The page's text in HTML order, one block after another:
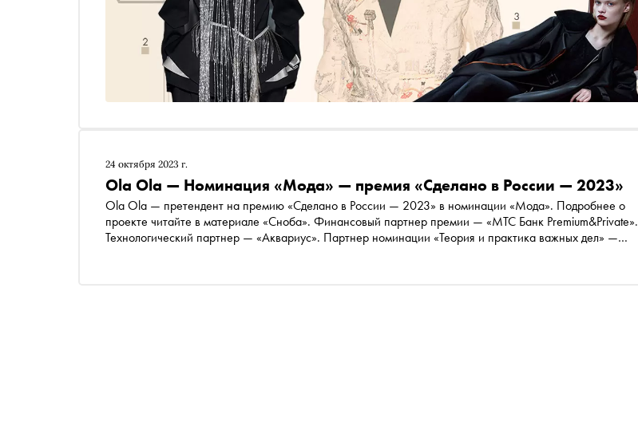
24 октября 2023 г.
Ola Ola — Номинация «Мода» — премия «Сделано в России — 2023»
Ola Ola — претендент на премию «Сделано в России — 2023» в номинации «Мода». Подробнее о
проекте читайте в материале «Сноба». Финансовый партнер премии — «МТС Банк Premium&Private».
Технологический партнер — «Аквариус». Партнер номинации «Теория и практика важных дел» —